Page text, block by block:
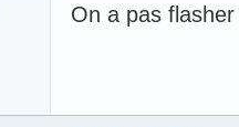
On a pas